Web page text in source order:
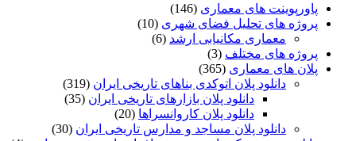
پاورپوینت های معماری (146)
پروژه های تحلیل فضای شهری (10)
معماری مکانیابی ارشد (6)
پروژه های مختلف (3)
پلان های معماری (365)
دانلود پلان اتوکدی بناهای تاریخی ایران (319)
دانلود پلان بازارهای تاریخی ایران (35)
دانلود پلان کاروانسراها (20)
دانلود پلان مساجد و مدارس تاریخی ایران (30)